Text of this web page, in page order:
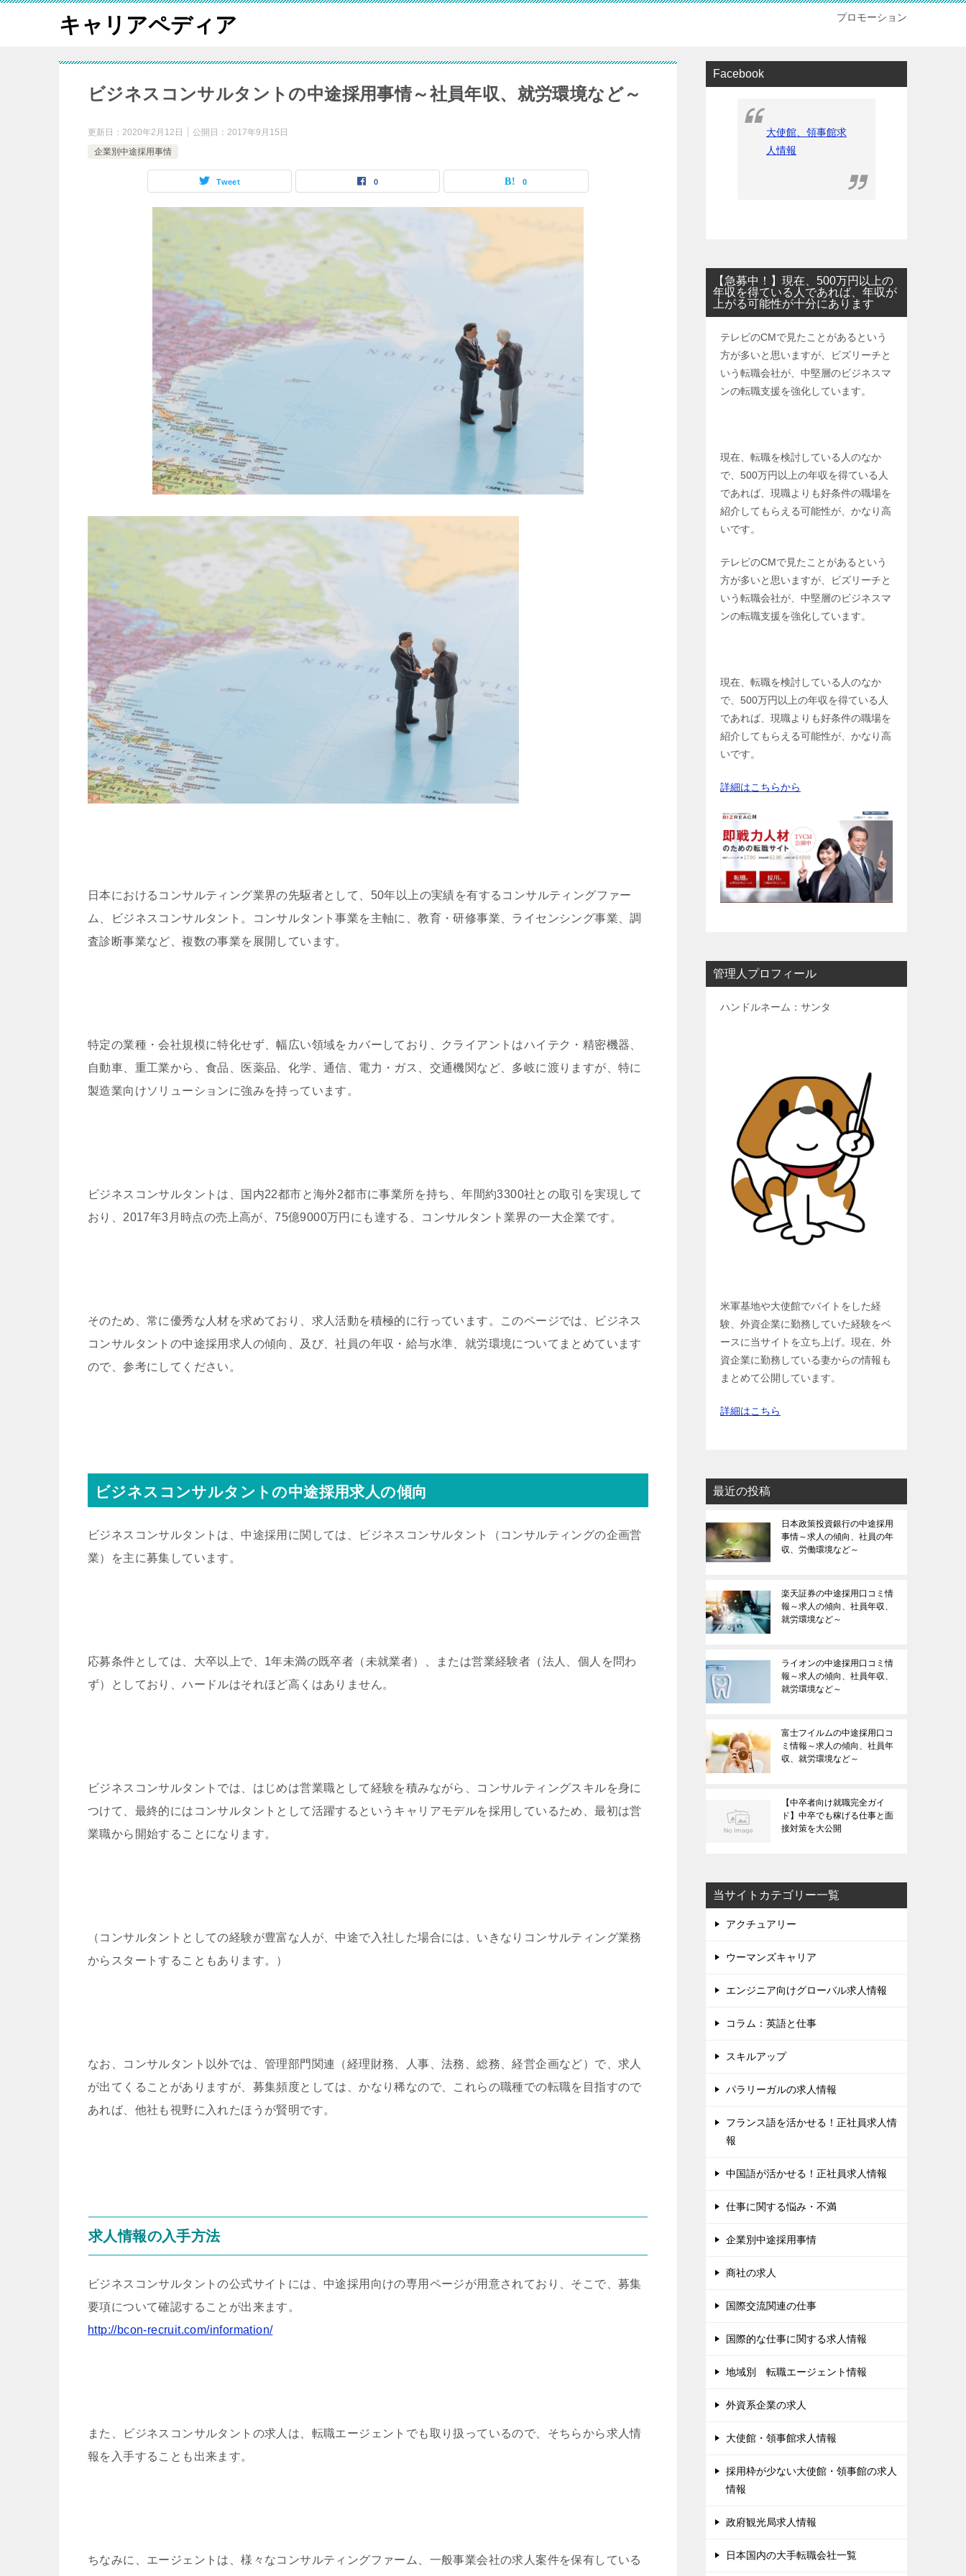
キャリアペディア プロモーション
ビジネスコンサルタントの中途採用事情～社員年収、就労環境など～
更新日： 2020年2月12日 公開日： 2017年9月15日
企業別中途採用事情
Tweet 0 0
日本におけるコンサルティング業界の先駆者として、50年以上の実績を有するコンサルティングファー
ム、ビジネスコンサルタント。コンサルタント事業を主軸に、教育・研修事業、ライセンシング事業、調
査診断事業など、複数の事業を展開しています。
特定の業種・会社規模に特化せず、幅広い領域をカバーしており、クライアントはハイテク・精密機器、
自動車、重工業から、食品、医薬品、化学、通信、電力・ガス、交通機関など、多岐に渡りますが、特に
製造業向けソリューションに強みを持っています。
ビジネスコンサルタントは、国内22都市と海外2都市に事業所を持ち、年間約3300社との取引を実現して
おり、2017年3月時点の売上高が、75億9000万円にも達する、コンサルタント業界の一大企業です。
そのため、常に優秀な人材を求めており、求人活動を積極的に行っています。このページでは、ビジネス
コンサルタントの中途採用求人の傾向、及び、社員の年収・給与水準、就労環境についてまとめています
ので、参考にしてください。
ビジネスコンサルタントの中途採用求人の傾向
ビジネスコンサルタントは、中途採用に関しては、ビジネスコンサルタント（コンサルティングの企画営
業）を主に募集しています。
応募条件としては、大卒以上で、1年未満の既卒者（未就業者）、または営業経験者（法人、個人を問わ
ず）としており、ハードルはそれほど高くはありません。
ビジネスコンサルタントでは、はじめは営業職として経験を積みながら、コンサルティングスキルを身に
つけて、最終的にはコンサルタントとして活躍するというキャリアモデルを採用しているため、最初は営
業職から開始することになります。
（コンサルタントとしての経験が豊富な人が、中途で入社した場合には、いきなりコンサルティング業務
からスタートすることもあります。）
なお、コンサルタント以外では、管理部門関連（経理財務、人事、法務、総務、経営企画など）で、求人
が出てくることがありますが、募集頻度としては、かなり稀なので、これらの職種での転職を目指すので
あれば、他社も視野に入れたほうが賢明です。
求人情報の入手方法
ビジネスコンサルタントの公式サイトには、中途採用向けの専用ページが用意されており、そこで、募集
要項について確認することが出来ます。
http://bcon-recruit.com/information/
また、ビジネスコンサルタントの求人は、転職エージェントでも取り扱っているので、そちらから求人情
報を入手することも出来ます。
ちなみに、エージェントは、様々なコンサルティングファーム、一般事業会社の求人案件を保有している
Facebook
大使館、領事館求
人情報
【急募中！】現在、500万円以上の
年収を得ている人であれば、年収が
上がる可能性が十分にあります
テレビのCMで見たことがあるという
方が多いと思いますが、ビズリーチと
いう転職会社が、中堅層のビジネスマ
ンの転職支援を強化しています。
現在、転職を検討している人のなか
で、500万円以上の年収を得ている人
であれば、現職よりも好条件の職場を
紹介してもらえる可能性が、かなり高
いです。
テレビのCMで見たことがあるという
方が多いと思いますが、ビズリーチと
いう転職会社が、中堅層のビジネスマ
ンの転職支援を強化しています。
現在、転職を検討している人のなか
で、500万円以上の年収を得ている人
であれば、現職よりも好条件の職場を
紹介してもらえる可能性が、かなり高
いです。
詳細はこちらから
管理人プロフィール
ハンドルネーム：サンタ
米軍基地や大使館でバイトをした経
験、外資企業に勤務していた経験をベ
ースに当サイトを立ち上げ。現在、外
資企業に勤務している妻からの情報も
まとめて公開しています。
詳細はこちら
最近の投稿
日本政策投資銀行の中途採用
事情～求人の傾向、社員の年
収、労働環境など～
楽天証券の中途採用口コミ情
報～求人の傾向、社員年収、
就労環境など～
ライオンの中途採用口コミ情
報～求人の傾向、社員年収、
就労環境など～
富士フイルムの中途採用口コ
ミ情報～求人の傾向、社員年
収、就労環境など～
【中卒者向け就職完全ガイ
ド】中卒でも稼げる仕事と面
接対策を大公開
当サイトカテゴリー一覧
アクチュアリー
ウーマンズキャリア
エンジニア向けグローバル求人情報
コラム：英語と仕事
スキルアップ
パラリーガルの求人情報
フランス語を活かせる！正社員求人情
報
中国語が活かせる！正社員求人情報
仕事に関する悩み・不満
企業別中途採用事情
商社の求人
国際交流関連の仕事
国際的な仕事に関する求人情報
地域別 転職エージェント情報
外資系企業の求人
大使館・領事館求人情報
採用枠が少ない大使館・領事館の求人
情報
政府観光局求人情報
日本国内の大手転職会社一覧